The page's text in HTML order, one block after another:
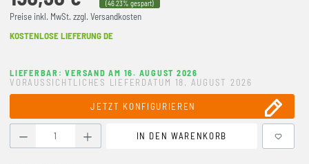
(46.23% gespart)
Preise inkl. MwSt. zzgl. Versandkosten
KOSTENLOSE LIEFERUNG DE
LIEFERBAR: VERSAND AM 16. AUGUST 2026
VORAUSSICHTLICHES LIEFERDATUM 18. AUGUST 2026
JETZT KONFIGURIEREN
Produkt Anzahl: Gib den gewünschten Wert ein oder
IN DEN WARENKORB